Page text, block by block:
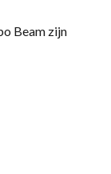
Beam zijn